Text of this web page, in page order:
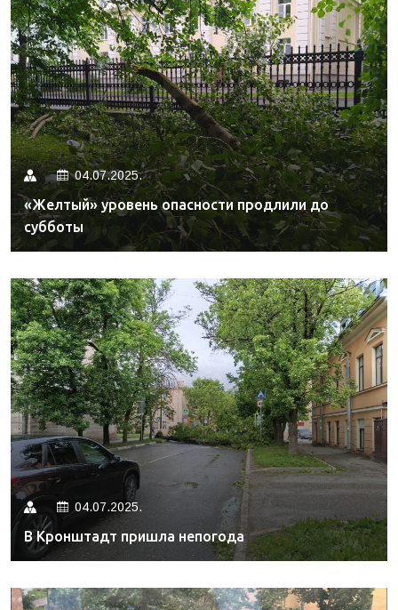
04.07.2025.
«Желтый» уровень опасности продлили до
субботы
04.07.2025.
В Кронштадт пришла непогода